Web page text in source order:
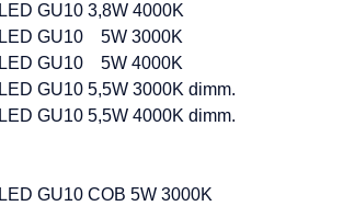
GU10 3,8W 4000K
GU10 5W 3000K
GU10 5W 4000K
GU10 5,5W 3000K dimm.
GU10 5,5W 4000K dimm.
GU10 COB 5W 3000K